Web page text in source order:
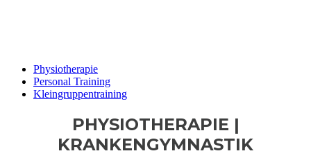
Physiotherapie
Personal Training
Kleingruppentraining
PHYSIOTHERAPIE |
KRANKENGYMNASTIK